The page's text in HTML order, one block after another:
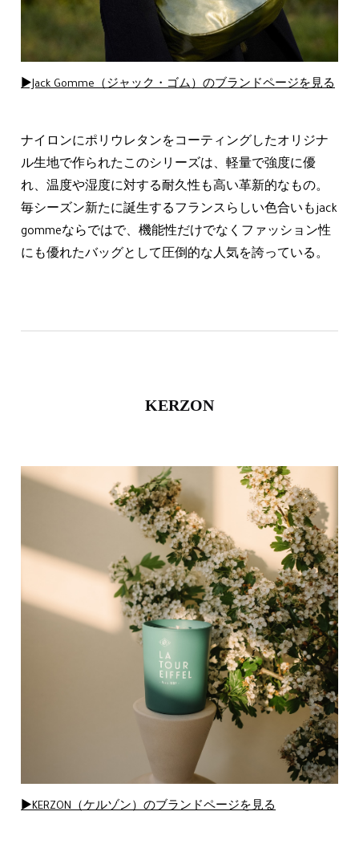
▶Jack Gomme（ジャック・ゴム）のブランドページを見る
ナイロンにポリウレタンをコーティングしたオリジナ
ル生地で作られたこのシリーズは、軽量で強度に優
れ、温度や湿度に対する耐久性も高い革新的なもの。
毎シーズン新たに誕生するフランスらしい色合いもjack
gommeならではで、機能性だけでなくファッション性
にも優れたバッグとして圧倒的な人気を誇っている。
KERZON
▶KERZON（ケルゾン）のブランドページを見る